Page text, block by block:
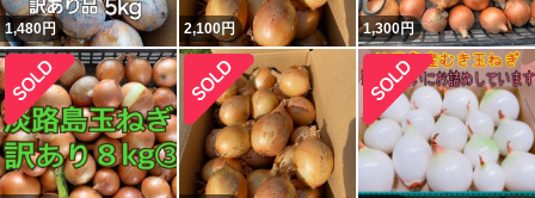
1,480円 2,100円 1,300円